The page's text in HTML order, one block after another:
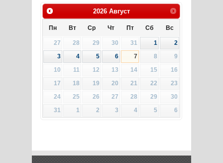
2026 Август
Пн Вт Ср Чт Пт Сб Вс
27 28 29 30 31 1
2
3
4 5 6 7 8
9
10
11 12 13 14 15
16
17
18 19 20 21 22
23
24
25 26 27 28 29
30
31
1 2 3 4 5 6